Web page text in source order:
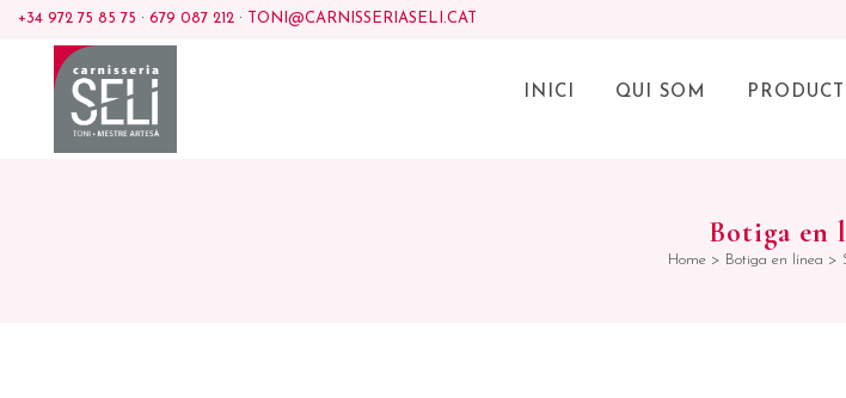
+34 972 75 85 75 · 679 087 212 · TONI@CARNISSERIASELI.CAT
INICI QUI SOM
Botiga en
Home > Botiga en línea >